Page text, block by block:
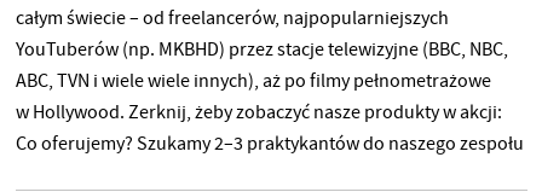
całym świecie – od freelancerów, najpopularniejszych
YouTuberów (np. MKBHD) przez stacje telewizyjne (BBC, NBC,
ABC, TVN i wiele wiele innych), aż po filmy pełnometrażowe
w Hollywood. Zerknij, żeby zobaczyć nasze produkty w akcji:
Co oferujemy? Szukamy 2–3 praktykantów do naszego zespołu